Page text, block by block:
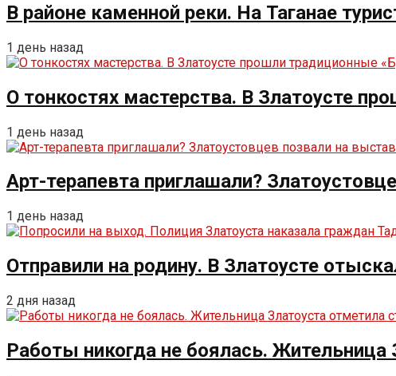
В районе каменной реки. На Таганае
1 день назад
О тонкостях мастерства. В Златоусте
1 день назад
Арт-терапевта приглашали?
1 день назад
Отправили на родину. В Златоусте
2 дня назад
Работы никогда не боялась.